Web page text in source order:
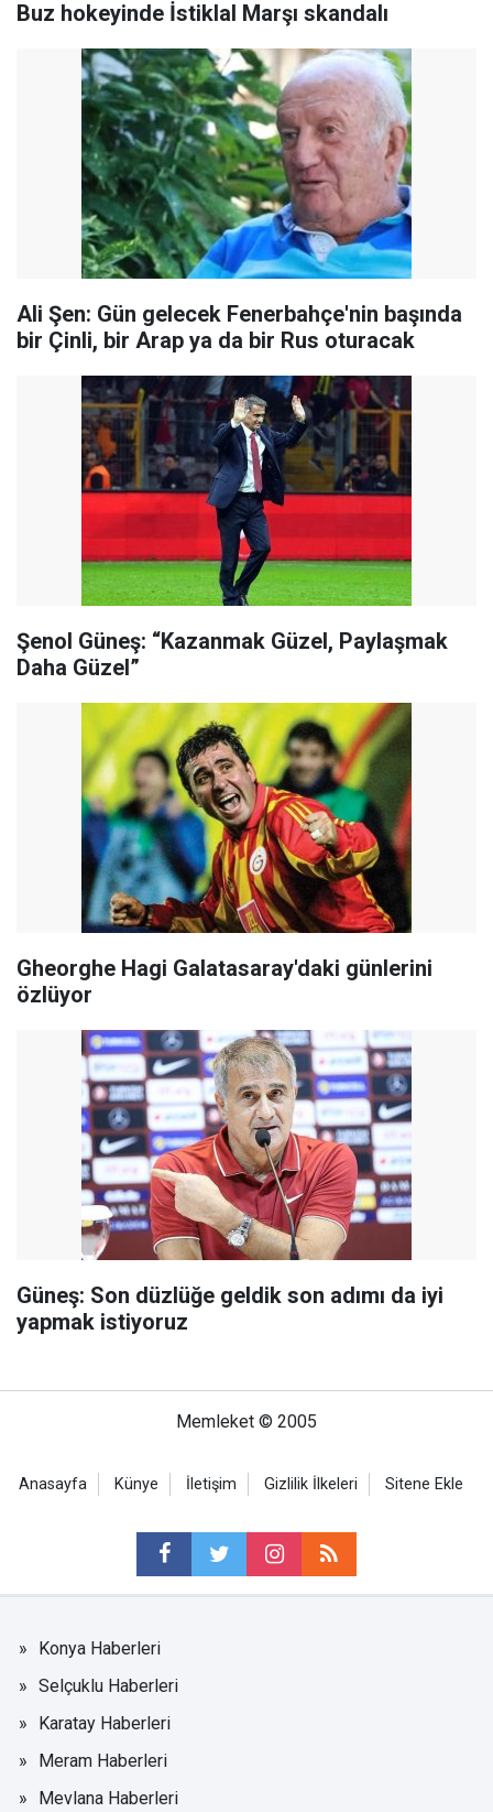
Buz hokeyinde İstiklal Marşı skandalı
Ali Şen: Gün gelecek Fenerbahçe'nin başında
bir Çinli, bir Arap ya da bir Rus oturacak
Şenol Güneş: “Kazanmak Güzel, Paylaşmak
Daha Güzel”
Gheorghe Hagi Galatasaray'daki günlerini
özlüyor
Güneş: Son düzlüğe geldik son adımı da iyi
yapmak istiyoruz
Memleket © 2005
Anasayfa Künye İletişim Gizlilik İlkeleri Sitene Ekle
Konya Haberleri
Selçuklu Haberleri
Karatay Haberleri
Meram Haberleri
Mevlana Haberleri